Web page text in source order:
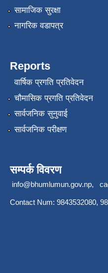
सामाजिक सुरक्षा
नागरिक वडापत्र
Reports
वार्षिक प्रगति प्रतिवेदन
चौमासिक प्रगति प्रतिवेदन
सार्वजनिक सुनुवाई
सार्वजनिक परीक्षण
सम्पर्क विवरण
info@bhumlumun.gov.np,
Contact Num: 9843532080,